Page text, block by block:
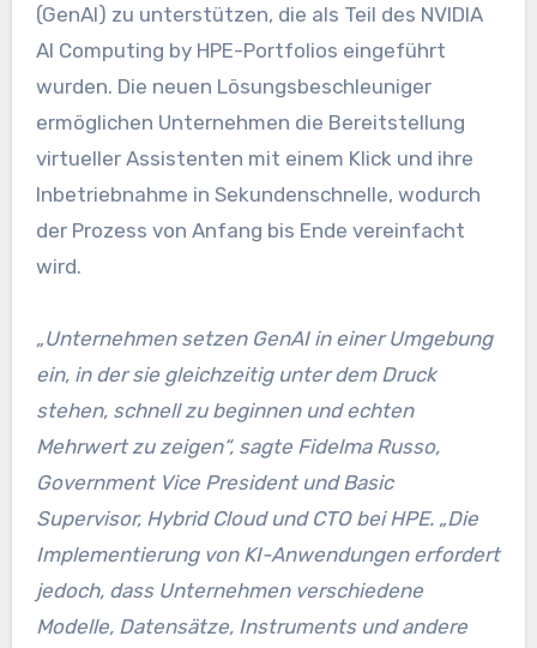
(GenAI) zu unterstützen, die als Teil des NVIDIA
AI Computing by HPE-Portfolios eingeführt
wurden. Die neuen Lösungsbeschleuniger
ermöglichen Unternehmen die Bereitstellung
virtueller Assistenten mit einem Klick und ihre
Inbetriebnahme in Sekundenschnelle, wodurch
der Prozess von Anfang bis Ende vereinfacht
wird.
„Unternehmen setzen GenAI in einer Umgebung
ein, in der sie gleichzeitig unter dem Druck
stehen, schnell zu beginnen und echten
Mehrwert zu zeigen“, sagte Fidelma Russo,
Government Vice President und Basic
Supervisor, Hybrid Cloud und CTO bei HPE. „Die
Implementierung von KI-Anwendungen erfordert
jedoch, dass Unternehmen verschiedene
Modelle, Datensätze, Instruments und andere